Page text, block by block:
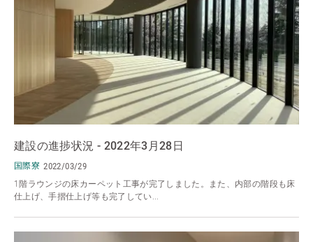
建設の進捗状況 - 2022年3月28日
国際寮 2022/03/29
1階ラウンジの床カーペット工事が完了しました。また、内部の階段も床
仕上げ、手摺仕上げ等も完了してい...